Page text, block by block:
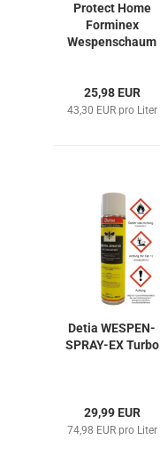
Protect Home
Forminex
Wespenschaum
25,98 EUR
43,30 EUR pro Liter
Detia WESPEN-
SPRAY-EX Turbo
29,99 EUR
74,98 EUR pro Liter